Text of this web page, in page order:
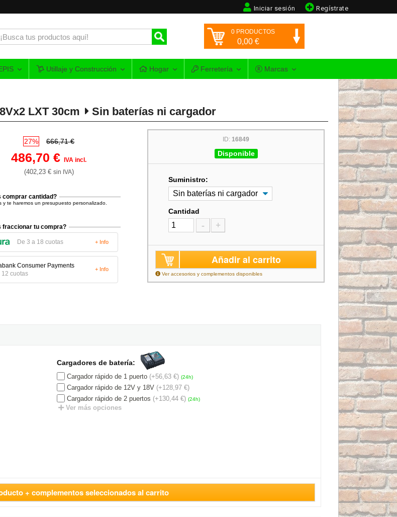
Regístrate
Iniciar sesión
0 PRODUCTOS
0,00 €
Utillaje y Construcción Hogar Ferretería Marcas
LXT 30cm Sin baterías ni cargador
27% 666,71 €
486,70 €IVA incl.
(402,23 € sin IVA)
comprar cantidad?
y te haremos un presupuesto personalizado.
fraccionar tu compra?
De 3 a 18 cuotas + Info
12 cuotas
+ Info
ID:16849
Disponible
Suministro:
Cantidad
- +
Añadir al carrito
Ver accesorios y complementos disponibles
Cargadores de batería:
Cargador rápido de 1 puerto (+56,63 €) (24h)
Cargador rápido de 12V y 18V (+128,97 €)
Cargador rápido de 2 puertos (+130,44 €) (24h)
Ver más opciones
+ complementos seleccionados al carrito